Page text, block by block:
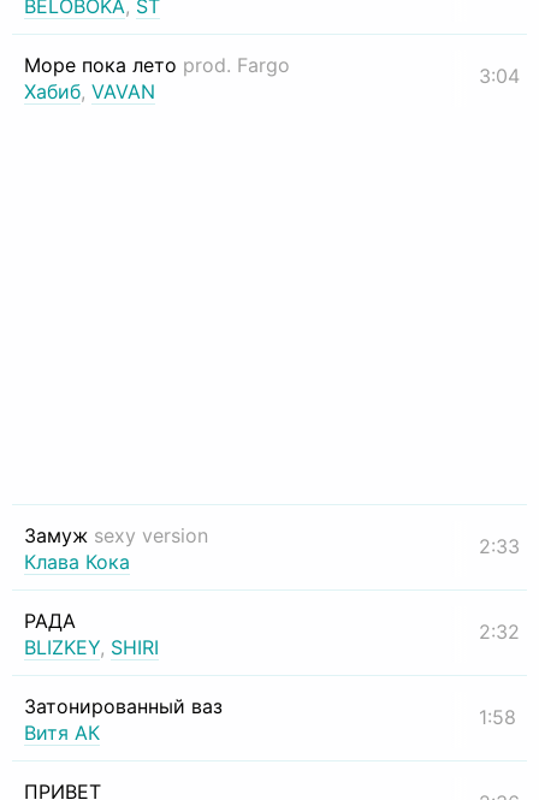
BELOBOKA, ST
Море пока лето prod. Fargo
Хабиб, VAVAN
3:04
Замуж sexy version
Клава Кока
2:33
РАДА
BLIZKEY, SHIRI
2:32
Затонированный ваз
Витя АК
1:58
ПРИВЕТ